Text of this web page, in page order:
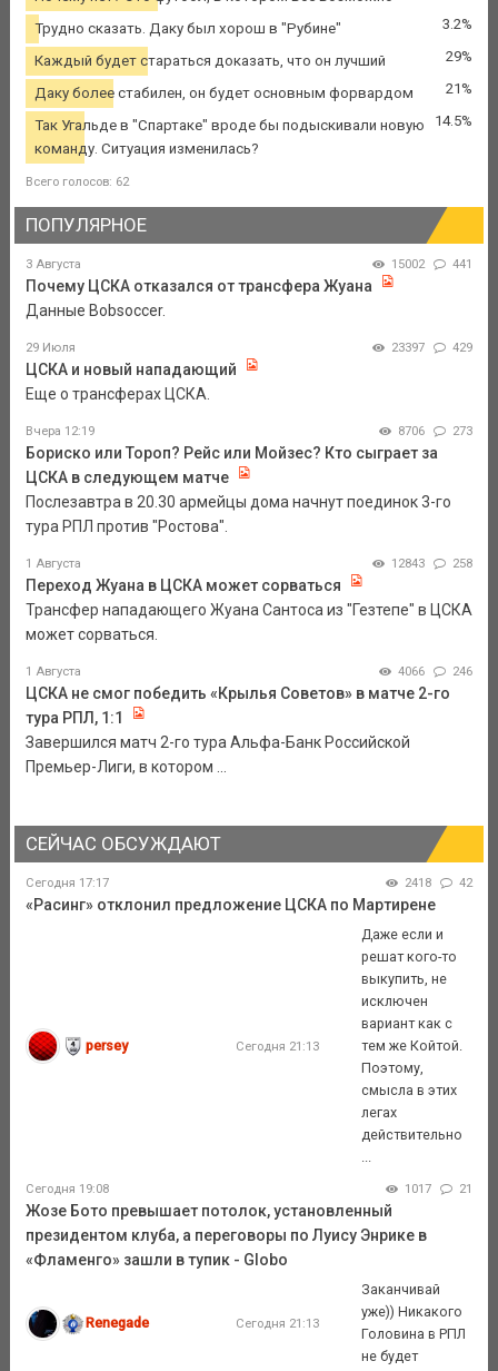
Трудно сказать. Даку был хорош в "Рубине" 3.2%
Каждый будет стараться доказать, что он лучший 29%
Даку более стабилен, он будет основным форвардом 21%
Так Угальде в "Спартаке" вроде бы подыскивали новую
команду. Ситуация изменилась?
14.5%
Всего голосов: 62
ПОПУЛЯРНОЕ
3 Августа 15002 441
Почему ЦСКА отказался от трансфера Жуана
Данные Bobsoccer.
29 Июля 23397 429
ЦСКА и новый нападающий
Еще о трансферах ЦСКА.
Вчера 12:19 8706 273
Бориско или Тороп? Рейс или Мойзес? Кто сыграет за
ЦСКА в следующем матче
Послезавтра в 20.30 армейцы дома начнут поединок 3-го
тура РПЛ против "Ростова".
1 Августа 12843 258
Переход Жуана в ЦСКА может сорваться
Трансфер нападающего Жуана Сантоса из "Гезтепе" в ЦСКА
может сорваться.
1 Августа 4066 246
ЦСКА не смог победить «Крылья Советов» в матче 2-го
тура РПЛ, 1:1
Завершился матч 2-го тура Альфа-Банк Российской
Премьер-Лиги, в котором ...
СЕЙЧАС ОБСУЖДАЮТ
Сегодня 17:17 2418 42
«Расинг» отклонил предложение ЦСКА по Мартирене
persey Сегодня 21:13
Даже если и
решат кого-то
выкупить, не
исключен
вариант как с
тем же Койтой.
Поэтому,
смысла в этих
легах
действительно
...
Сегодня 19:08 1017 21
Жозе Бото превышает потолок, установленный
президентом клуба, а переговоры по Луису Энрике в
«Фламенго» зашли в тупик - Globo
Renegade Сегодня 21:13
Заканчивай
уже)) Никакого
Головина в РПЛ
не будет